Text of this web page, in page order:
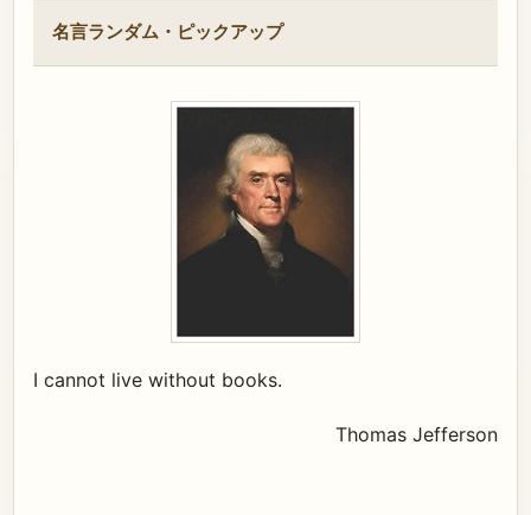
名言ランダム・ピックアップ
I cannot live without books.
Thomas Jefferson